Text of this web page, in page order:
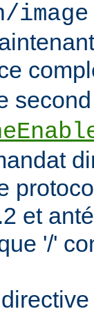
et
'/'